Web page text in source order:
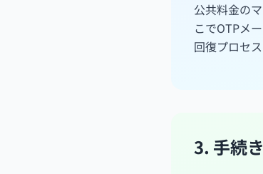
公共料金の
こでOTPメ
回復プロセ
3. 手続